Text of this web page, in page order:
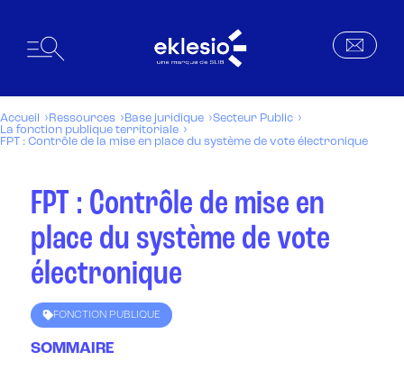
Accueil Ressources Base juridique
Secteur Public
La fonction publique territoriale
FPT : Contrôle de la mise en place du système de vote électronique
FPT : Contrôle de mise en
place du système de vote
électronique
FONCTION PUBLIQUE
SOMMAIRE